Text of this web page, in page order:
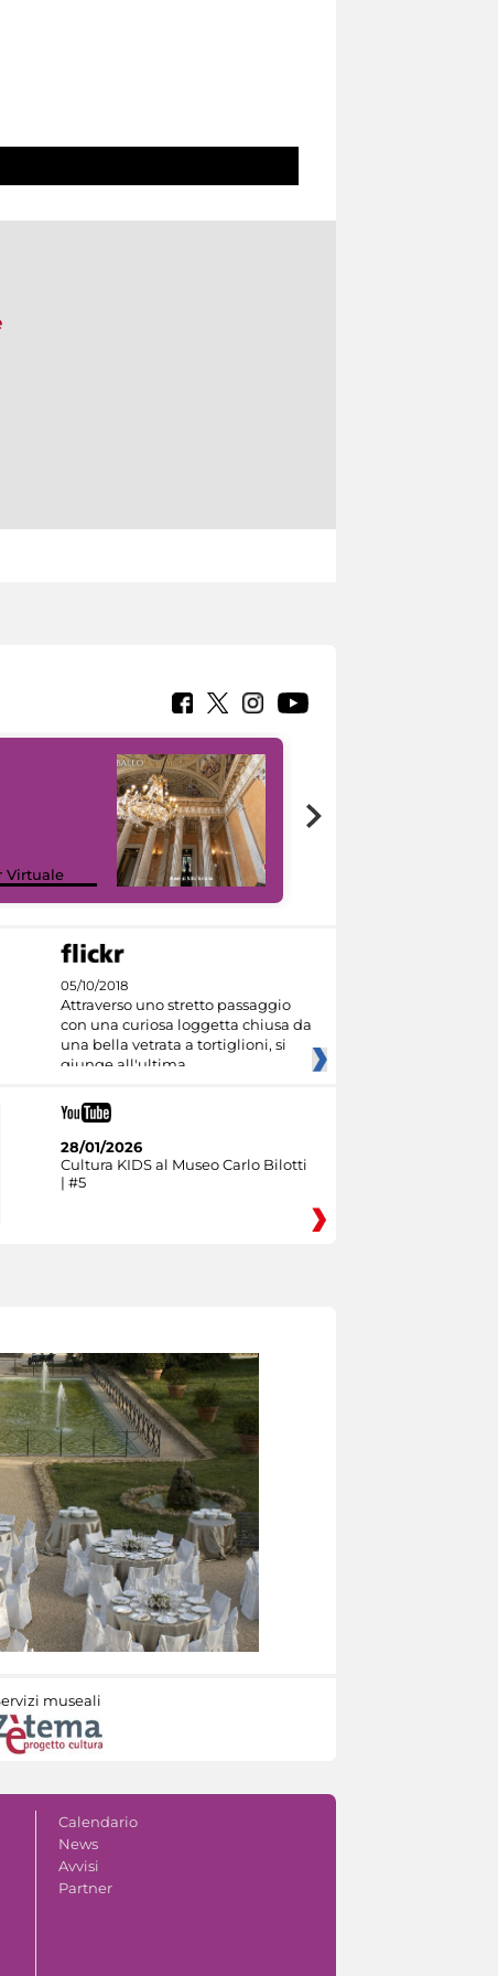
Virtuale
05/10/2018
Attraverso uno stretto passaggio
con una curiosa loggetta chiusa da
una bella vetrata a tortiglioni, si
giunge all'ultima
28/01/2026
Cultura KIDS al Museo Carlo Bilotti
| #5
museali
Calendario
News
Avvisi
Partner